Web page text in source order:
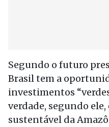
Segundo o futuro
Brasil tem a
investimentos
verdade, segundo
sustentável da